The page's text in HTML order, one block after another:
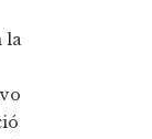
la